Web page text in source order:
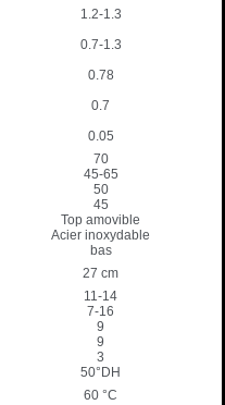
1.2-1.3
0.7-1.3
0.78
0.7
0.05
70
45-65
50
45
Top amovible
Acier inoxydable
bas
27 cm
11-14
7-16
9
9
3
50°DH
60 °C